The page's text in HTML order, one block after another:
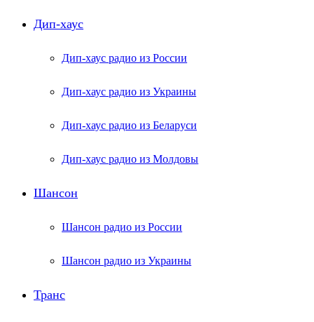
Дип-хаус
Дип-хаус радио из России
Дип-хаус радио из Украины
Дип-хаус радио из Беларуси
Дип-хаус радио из Молдовы
Шансон
Шансон радио из России
Шансон радио из Украины
Транс